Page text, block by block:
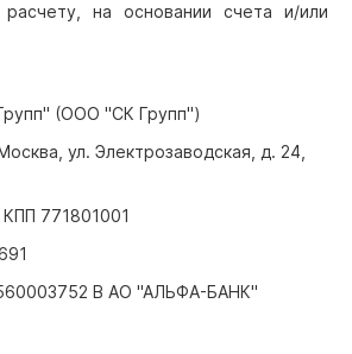
на основании счета и/или
(ООО "СК Групп")
ул. Электрозаводская, д. 24,
771801001
В АО "АЛЬФА-БАНК"